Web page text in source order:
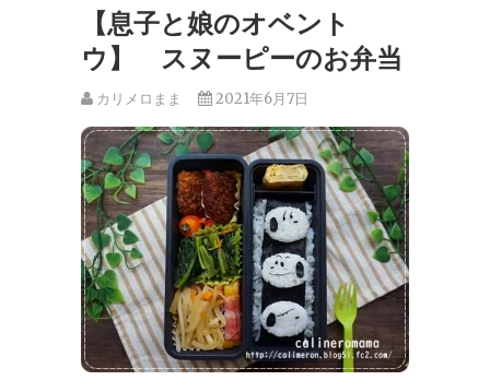
【息子と娘のオベント
ウ】 スヌーピーのお弁当
カリメロまま 2021年6月7日